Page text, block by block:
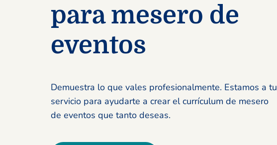
para mesero de
eventos
Demuestra lo que vales profesionalmente. Estamos a tu
servicio para ayudarte a crear el currículum de mesero
de eventos que tanto deseas.